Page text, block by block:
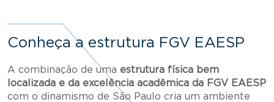
Conheça a estrutura FGV EAESP
A combinação de uma estrutura física bem
localizada e da excelência acadêmica da FGV EAESP
com o dinamismo de São Paulo cria um ambiente